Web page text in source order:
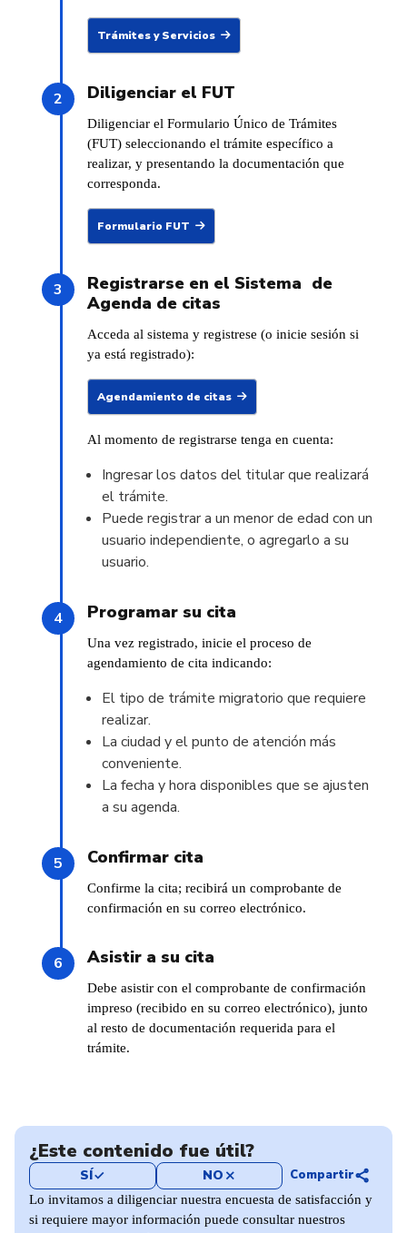
Trámites y Servicios
Diligenciar el FUT
Diligenciar el Formulario Único de Trámites
(FUT) seleccionando el trámite específico a
realizar, y presentando la documentación que
corresponda.
Formulario FUT
Registrarse en el Sistema de
Agenda de citas
Acceda al sistema y registrese (o inicie sesión si
ya está registrado):
Agendamiento de citas
Al momento de registrarse tenga en cuenta:
Ingresar los datos del titular que realizará
el trámite.
Puede registrar a un menor de edad con un
usuario independiente, o agregarlo a su
usuario.
Programar su cita
Una vez registrado, inicie el proceso de
agendamiento de cita indicando:
El tipo de trámite migratorio que requiere
realizar.
La ciudad y el punto de atención más
conveniente.
La fecha y hora disponibles que se ajusten
a su agenda.
Confirmar cita
Confirme la cita; recibirá un comprobante de
confirmación en su correo electrónico.
Asistir a su cita
Debe asistir con el comprobante de confirmación
impreso (recibido en su correo electrónico), junto
al resto de documentación requerida para el
trámite.
¿Este contenido fue útil?
SÍcheck NO close Compartirshare
Lo invitamos a diligenciar nuestra encuesta de satisfacción y
si requiere mayor información puede consultar nuestros